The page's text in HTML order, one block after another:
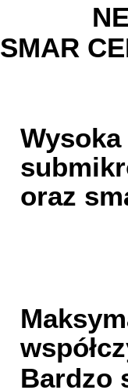
SMAR
oraz
Bardzo